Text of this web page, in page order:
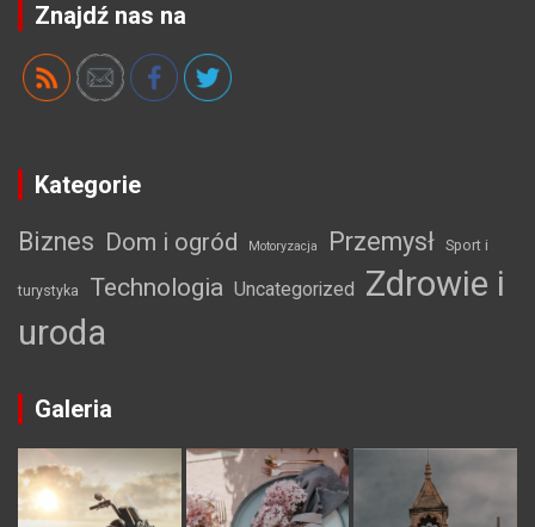
Znajdź nas na
Kategorie
Biznes Dom i ogród Motoryzacja Przemysł Sport i
turystyka Technologia Uncategorized
Zdrowie i
uroda
Galeria